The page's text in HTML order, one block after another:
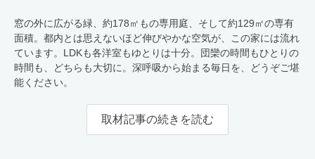
窓の外に広がる緑、約178㎡もの専用庭、そして約129㎡の専有
面積。都内とは思えないほど伸びやかな空気が、この家には流れ
ています。LDKも各洋室もゆとりは十分。団欒の時間もひとりの
時間も、どちらも大切に。深呼吸から始まる毎日を、どうぞご堪
能ください。
取材記事の続きを読む